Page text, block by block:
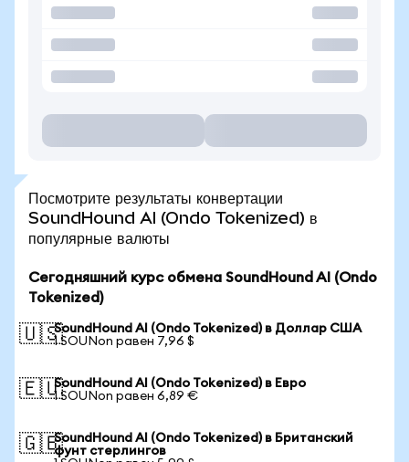
Посмотрите результаты конвертации
SoundHound AI (Ondo Tokenized) в
популярные валюты
Сегодняшний курс обмена SoundHound AI (Ondo
Tokenized)
🇺🇸SoundHound AI (Ondo Tokenized) в Доллар США
1 SOUNon равен 7,96 $
🇪🇺SoundHound AI (Ondo Tokenized) в Евро
1 SOUNon равен 6,89 €
🇬🇧SoundHound AI (Ondo Tokenized) в Британский
фунт стерлингов